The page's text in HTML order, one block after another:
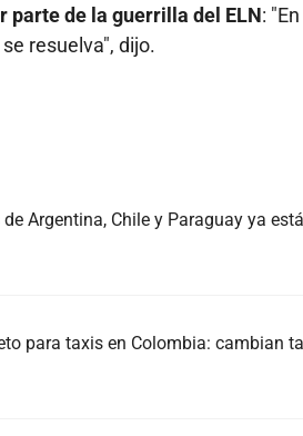
parte de la guerrilla del ELN:
resuelva", dijo.
de Argentina, Chile y Paraguay ya
para taxis en Colombia: cambian